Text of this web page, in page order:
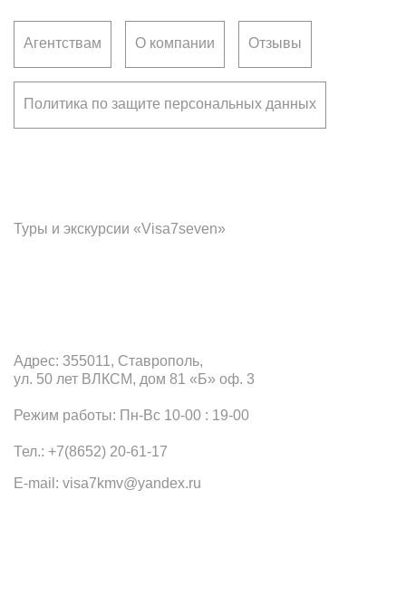
Адрес: 355011, Ставрополь,
ул. 50 лет ВЛКСМ, дом 81 «Б» оф. 3
Режим работы: Пн-Вс 10-00 : 19-00
Тел.: +7(8652) 20-61-17
E-mail: visa7kmv@yandex.ru
Агентствам О компании Отзывы
Политика по защите персональных данных
Туры и экскурсии «Visa7seven»